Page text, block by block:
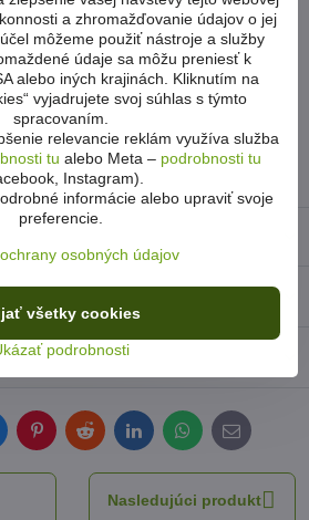
kolies 24
PinterestRedditLinkedInWhatsApp
E-
mail
Nasledujúci produkt
a zhromažďovanie údajov o jej
môžeme použiť nástroje a služby
údaje sa môžu preniesť k
alebo iných krajinách. Kliknutím na
vyjadrujete svoj súhlas s týmto
spracovaním.
relevancie reklám využíva služba
tu alebo Meta – podrobnosti tu
Instagram).
informácie alebo upraviť svoje
preferencie.
osobných údajov
podrobnosti
všetky cookies